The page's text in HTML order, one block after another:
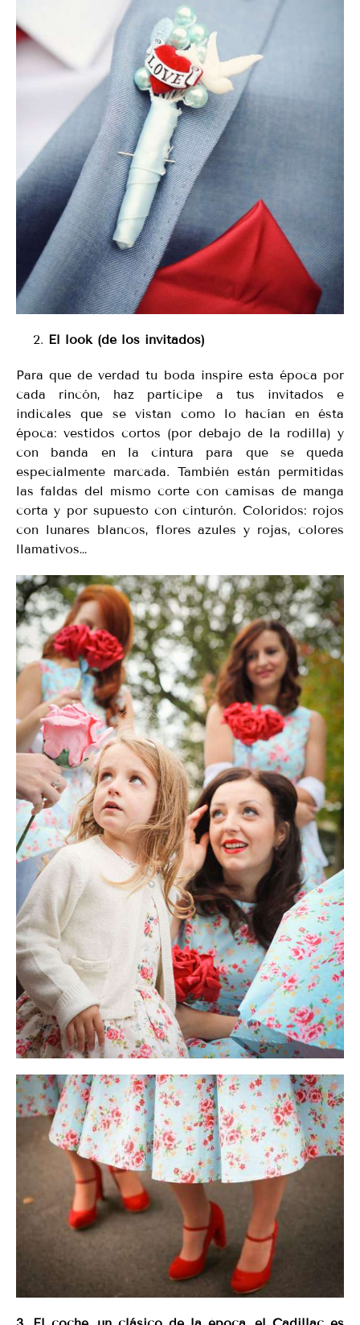
El look (de los invitados)
Para que de verdad tu boda inspire esta época por
cada rincón, haz partícipe a tus invitados e
indicales que se vistan como lo hacían en ésta
época: vestidos cortos (por debajo de la rodilla) y
con banda en la cintura para que se queda
especialmente marcada. También están permitidas
las faldas del mismo corte con camisas de manga
corta y por supuesto con cinturón. Coloridos: rojos
con lunares blancos, flores azules y rojas, colores
llamativos…